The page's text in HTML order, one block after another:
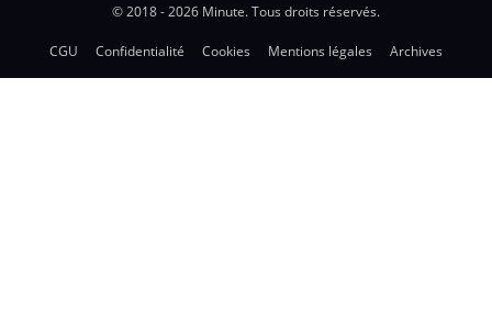
© 2018 - 2026 Minute. Tous droits réservés.
CGU Confidentialité Cookies Mentions légales Archives